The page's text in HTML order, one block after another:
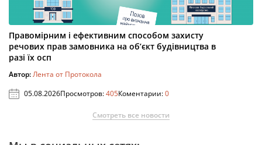
Правомірним і ефективним способом захисту
речових прав замовника на об’єкт будівництва в
разі їх осп
Автор:Лента от Протокола
05.08.2026Просмотров:405Коментарии:0
Смотреть все новости